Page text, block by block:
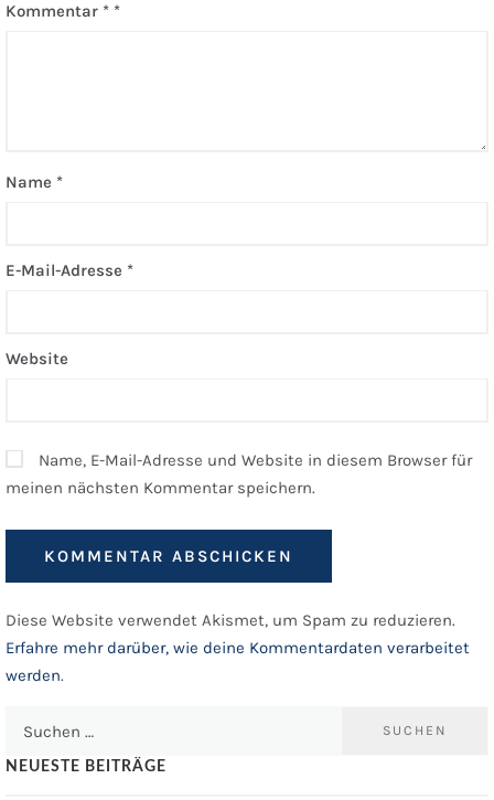
Kommentar *
Name *
E-Mail-Adresse *
Website
Name, E-Mail-Adresse und Website in diesem Browser für
meinen nächsten Kommentar speichern.
Diese Website verwendet Akismet, um Spam zu reduzieren.
Erfahre mehr darüber, wie deine Kommentardaten verarbeitet
werden.
NEUESTE BEITRÄGE